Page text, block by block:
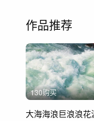
作品推荐
130购买